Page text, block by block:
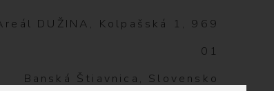
DUŽINA, Kolpašská 1, 969
01
Banská Štiavnica, Slovensko